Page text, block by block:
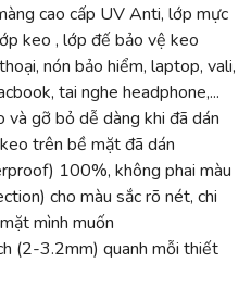
cao cấp UV Anti, lớp mực
keo , lớp đế bảo vệ keo
nón bảo hiểm, laptop, vali,
tai nghe headphone,...
gỡ bỏ dễ dàng khi đã dán
trên bề mặt đã dán
100%, không phai màu
cho màu sắc rõ nét, chi
mình muốn
(2-3.2mm) quanh mỗi thiết